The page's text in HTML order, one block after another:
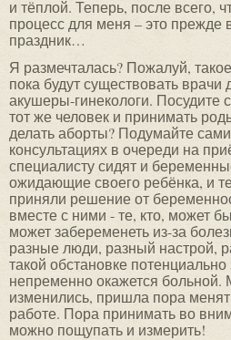
и тёплой. Теперь, после всего,
процесс для меня – это прежде
праздник…
Я размечталась? Пожалуй,
пока будут существовать врачи
акушеры-гинекологи. Посудите
тот же человек и принимать
делать аборты? Подумайте
консультациях в очереди на
специалисту сидят и
ожидающие своего ребёнка, и
приняли решение от
вместе с ними - те, кто, может
может забеременеть из-за
разные люди, разный настрой,
такой обстановке
непременно окажется
изменились, пришла пора
работе. Пора принимать во
можно пощупать и измерить!